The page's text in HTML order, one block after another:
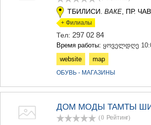
ТБИЛИСИ. ВАКЕ , ПР.
+ Филиалы
Тел: 297 02 84
Время работы: ყოველდღე
website
map
ОБУВЬ - МАГАЗИНЫ
ДОМ МОДЫ ТАМТЫ
(0 Рейтинг)